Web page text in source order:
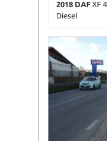
2018 DAF XF
Diesel
665.000 Km •